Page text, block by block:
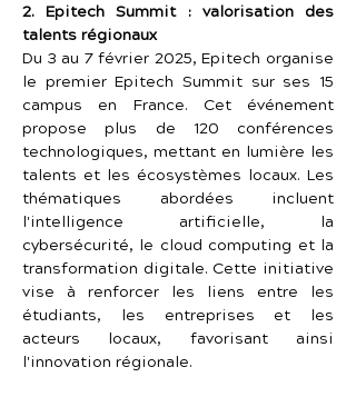
2. Epitech Summit : valorisation des
talents régionaux
Du 3 au 7 février 2025, Epitech organise
le premier Epitech Summit sur ses 15
campus en France. Cet événement
propose plus de 120 conférences
technologiques, mettant en lumière les
talents et les écosystèmes locaux. Les
thématiques abordées incluent
l'intelligence artificielle, la
cybersécurité, le cloud computing et la
transformation digitale. Cette initiative
vise à renforcer les liens entre les
étudiants, les entreprises et les
acteurs locaux, favorisant ainsi
l'innovation régionale.